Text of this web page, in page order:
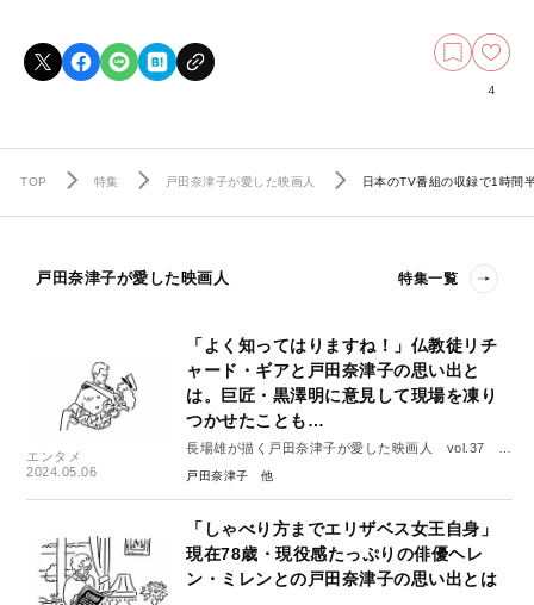
4
TOP 特集 戸田奈津子が愛した映画人 日本のTV番組の収録で1時間
戸田奈津子が愛した映画人 特集一覧
エンタメ
2024.05.06
「よく知ってはりますね！」仏教徒リチ
ャード・ギアと戸田奈津子の思い出と
は。巨匠・黒澤明に意見して現場を凍り
つかせたことも…
長場雄が描く戸田奈津子が愛した映画人 vol.37 リ
チャード・ギア
戸田奈津子
「しゃべり方までエリザベス女王自身」
現在78歳・現役感たっぷりの俳優ヘレ
ン・ミレンとの戸田奈津子の思い出とは